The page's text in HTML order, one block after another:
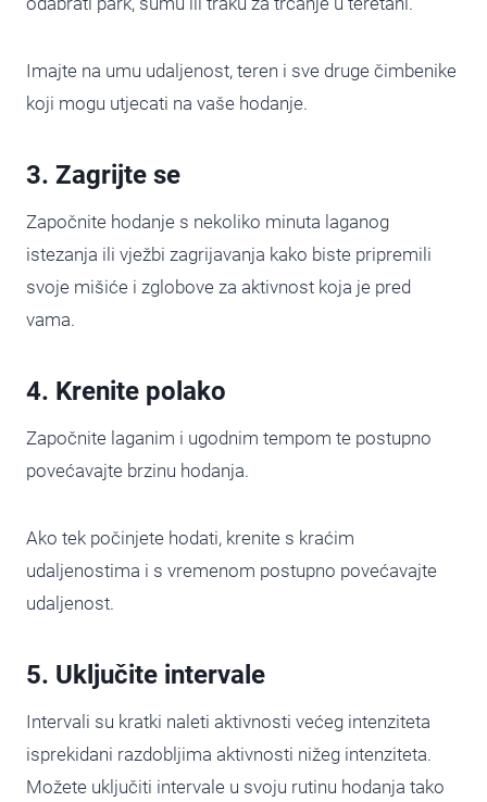
Imajte na umu udaljenost, teren i sve druge čimbenike
koji mogu utjecati na vaše hodanje.
3. Zagrijte se
Započnite hodanje s nekoliko minuta laganog
istezanja ili vježbi zagrijavanja kako biste pripremili
svoje mišiće i zglobove za aktivnost koja je pred
vama.
4. Krenite polako
Započnite laganim i ugodnim tempom te postupno
povećavajte brzinu hodanja.
Ako tek počinjete hodati, krenite s kraćim
udaljenostima i s vremenom postupno povećavajte
udaljenost.
5. Uključite intervale
Intervali su kratki naleti aktivnosti većeg intenziteta
isprekidani razdobljima aktivnosti nižeg intenziteta.
Možete uključiti intervale u svoju rutinu hodanja tako